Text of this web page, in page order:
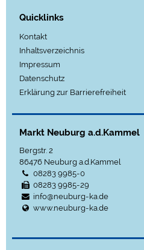
Quicklinks
Kontakt
Inhaltsverzeichnis
Impressum
Datenschutz
Erklärung zur Barrierefreiheit
Markt Neuburg a.d.Kammel
Bergstr. 2
86476 Neuburg a.d.Kammel
08283 9985-0
08283 9985-29
info@neuburg-ka.de
www.neuburg-ka.de